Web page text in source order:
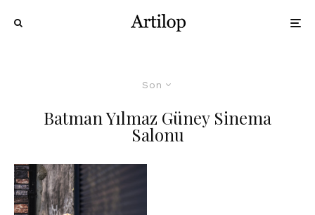
Son
Batman Yılmaz Güney Sinema
Salonu